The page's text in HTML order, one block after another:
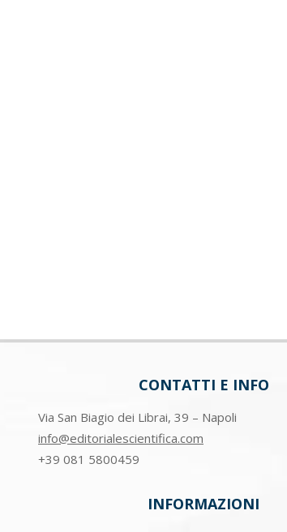
CONTATTI E INFO
Via San Biagio dei Librai, 39 – Napoli
info@editorialescientifica.com
+39 081 5800459
INFORMAZIONI